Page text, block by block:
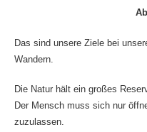
Das sind unsere Ziele bei
Wandern.
Die Natur hält ein großes
Der Mensch muss sich nur
zuzulassen.